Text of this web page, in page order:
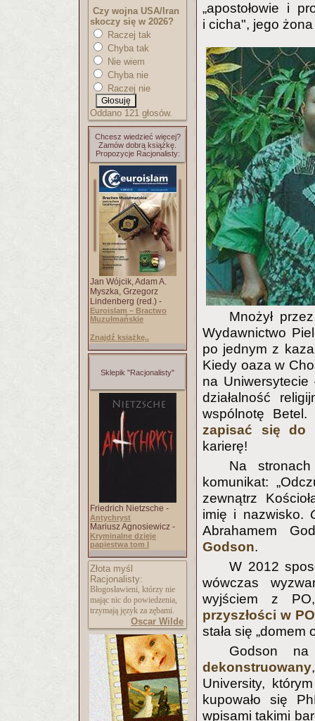
Czy wojna USA/Iran
skoczy się w 2026?
Raczej tak
Chyba tak
Nie wiem
Chyba nie
Raczej nie
Oddano 121 głosów.
Chcesz wiedzieć więcej?
Zamów dobrą książkę.
Propozycje Racjonalisty:
Jan Wójcik, Adam A.
Myszka, Grzegorz
Lindenberg (red.) -
Euroislam – Bractwo
Muzułmańskie
Znajdź książkę..
Sklepik "Racjonalisty"
Friedrich Nietzsche -
Antychryst
Mariusz Agnosiewicz -
Kryminalne dzieje
papiestwa tom I
Złota myśl
Racjonalisty:
Błogosławieni, którzy nie
mając nic do powiedzenia,
trzymają język za zębami.
Oscar Wilde
„apostołowie i
i cicha", jego żona
Mnożył
Wydawnictwo
po jednym z
Kiedy oaza w
na
działalność
wspólnotę
zapisać się do
karierę!
Na
komunikat:
zewnątrz
imię i nazwisko.
Abrahamem
Godson.
W 2012
wówczas
wyjściem z
przyszłości w
stała się „domem
Godson
dekonstruowany
University,
kupowało się
wpisami takimi